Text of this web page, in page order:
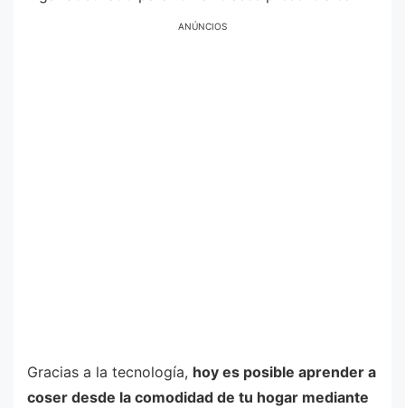
ANÚNCIOS
Gracias a la tecnología, hoy es posible aprender a
coser desde la comodidad de tu hogar mediante